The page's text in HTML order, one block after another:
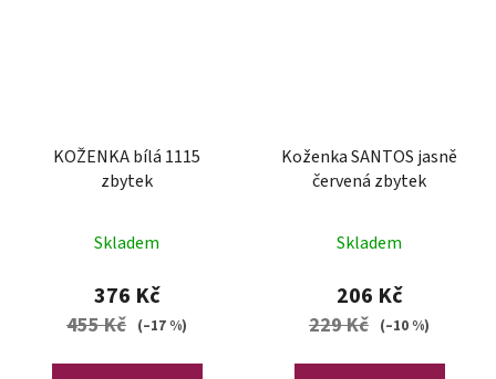
KOŽENKA bílá 1115
zbytek
Skladem
376 Kč
455 Kč (–17 %)
Koženka SANTOS jasně
červená zbytek
Skladem
206 Kč
229 Kč (–10 %)